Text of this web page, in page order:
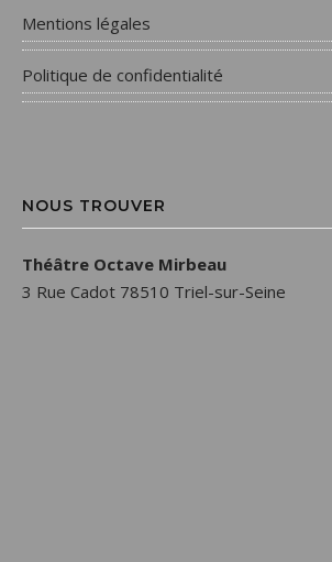
Mentions légales
Politique de confidentialité
NOUS TROUVER
Théâtre Octave Mirbeau
3 Rue Cadot 78510 Triel-sur-Seine